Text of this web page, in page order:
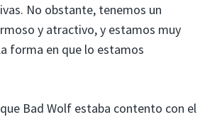
No obstante, tenemos un
y atractivo, y estamos muy
forma en que lo estamos
Bad Wolf estaba contento con el